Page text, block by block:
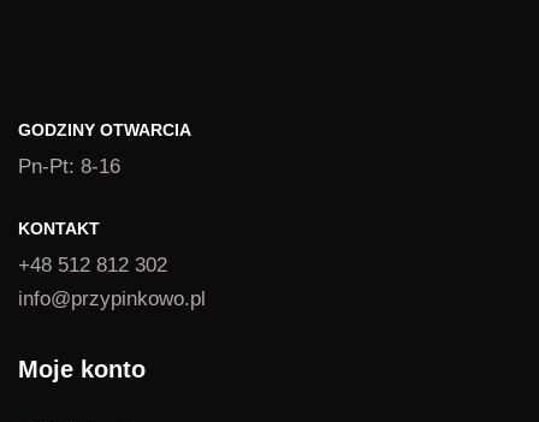
GODZINY OTWARCIA
Pn-Pt: 8-16
KONTAKT
+48 512 812 302
info@przypinkowo.pl
Moje konto